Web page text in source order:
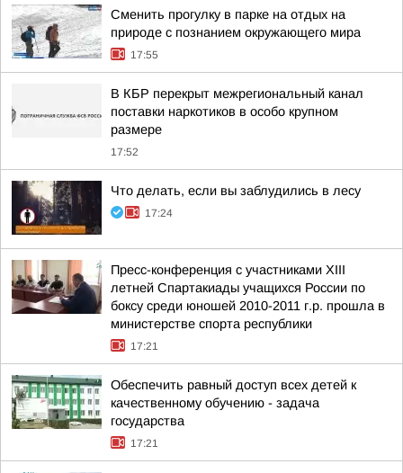
Сменить прогулку в парке на отдых на
природе с познанием окружающего мира
17:55
В КБР перекрыт межрегиональный канал
поставки наркотиков в особо крупном
размере
17:52
Что делать, если вы заблудились в лесу
17:24
Пресс-конференция с участниками XIII
летней Спартакиады учащихся России по
боксу среди юношей 2010-2011 г.р. прошла в
министерстве спорта республики
17:21
Обеспечить равный доступ всех детей к
качественному обучению - задача
государства
17:21